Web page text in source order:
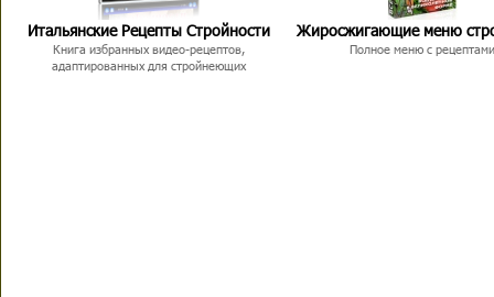
Итальянские Рецепты Стройности
Книга избранных видео-рецептов,
адаптированных для стройнеющих
Жиросжигающие меню
Полное меню с рецептами